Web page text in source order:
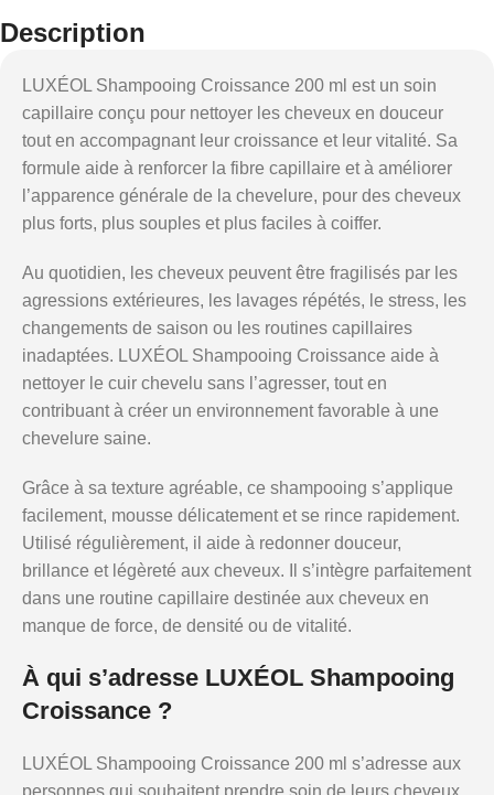
Description
LUXÉOL Shampooing Croissance 200 ml est un soin
capillaire conçu pour nettoyer les cheveux en douceur
tout en accompagnant leur croissance et leur vitalité. Sa
formule aide à renforcer la fibre capillaire et à améliorer
l’apparence générale de la chevelure, pour des cheveux
plus forts, plus souples et plus faciles à coiffer.
Au quotidien, les cheveux peuvent être fragilisés par les
agressions extérieures, les lavages répétés, le stress, les
changements de saison ou les routines capillaires
inadaptées. LUXÉOL Shampooing Croissance aide à
nettoyer le cuir chevelu sans l’agresser, tout en
contribuant à créer un environnement favorable à une
chevelure saine.
Grâce à sa texture agréable, ce shampooing s’applique
facilement, mousse délicatement et se rince rapidement.
Utilisé régulièrement, il aide à redonner douceur,
brillance et légèreté aux cheveux. Il s’intègre parfaitement
dans une routine capillaire destinée aux cheveux en
manque de force, de densité ou de vitalité.
À qui s’adresse LUXÉOL Shampooing
Croissance ?
LUXÉOL Shampooing Croissance 200 ml s’adresse aux
personnes qui souhaitent prendre soin de leurs cheveux